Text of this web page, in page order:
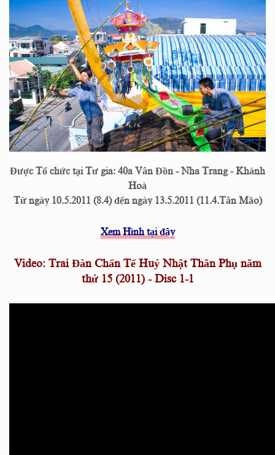
Được Tổ chức tại Tư gia: 40a Vân Đồn - Nha Trang - Khánh
Hoà
Từ ngày 10.5.2011 (8.4) đến ngày 13.5.2011 (11.4.Tân Mão)
Xem Hình tại đây
Video: Trai Đàn Chẩn Tế Huý Nhật Thân Phụ năm
thứ 15 (2011) - Disc 1-1